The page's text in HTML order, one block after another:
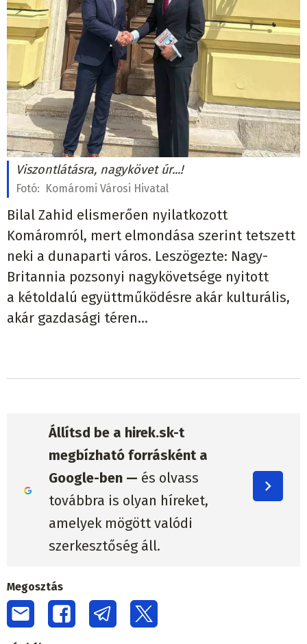
Viszontlátásra, nagykövet úr...!
Fotó: Komáromi Városi Hivatal
Bilal Zahid elismerően nyilatkozott
Komáromról, mert elmondása szerint tetszett
neki a dunaparti város. Leszögezte: Nagy-
Britannia pozsonyi nagykövetsége nyitott
a kétoldalú együttműködésre akár kulturális,
akár gazdasági téren...
Állítsd be a hirek.sk-t
megbízható forrásként a
Google-ben — és olvass
továbbra is olyan híreket,
amelyek mögött valódi
szerkesztőség áll.
Megosztás